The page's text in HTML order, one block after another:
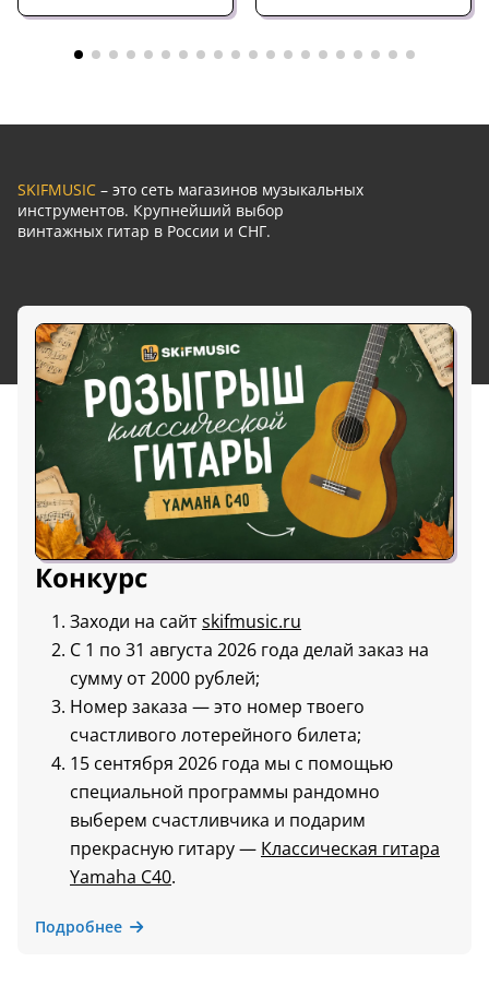
SKIFMUSIC – это сеть магазинов музыкальных
инструментов. Крупнейший выбор
винтажных гитар в России и СНГ.
Конкурс
Заходи на сайтskifmusic.ru
С 1 по 31 августа 2026 года делай заказ на
сумму от 2000 рублей;
Номер заказа — это номер твоего
счастливого лотерейного билета;
15 сентября 2026 года мы с помощью
специальной программы рандомно
выберем счастливчика и подарим
прекрасную гитару — Классическая гитара
Yamaha C40.
Подробнее